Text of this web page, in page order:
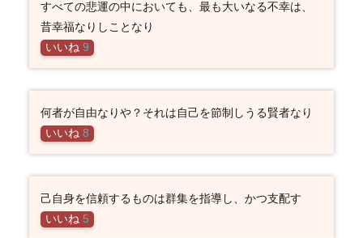
すべての悲運の中においても、最も大いなる不幸は、
昔幸福なりしことなり
いいね 9
何者が自由なりや？それは自己を節制しうる賢者なり
いいね 8
己自身を信頼するものは群集を指導し、かつ支配す
いいね 5